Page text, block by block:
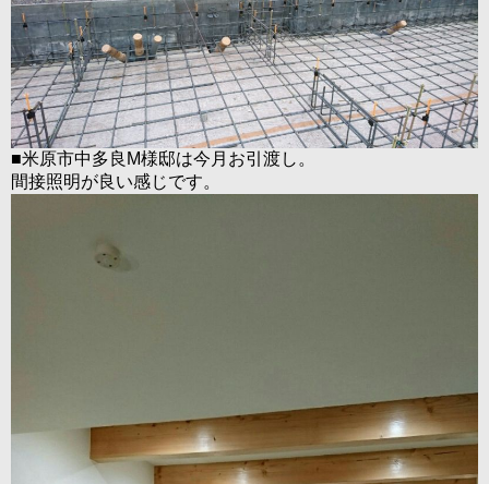
■米原市中多良M様邸は今月お引渡し。
間接照明が良い感じです。